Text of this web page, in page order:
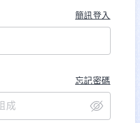
簡訊登入
忘記密碼